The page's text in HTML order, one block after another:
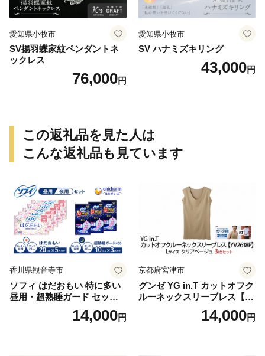
愛知県小牧市
SV揚羽蝶家紋ペンダントネ
ックレス
76,000円
愛知県小牧市
SV ハナミズキリング
43,000円
この返礼品を見た人は
こんな返礼品も見ています
香川県観音寺市
ソフィ はだおもい 特に多い
昼用・超熟睡ガード セット
羽付き ナプキン 生理用品 サ
ニタリー ユニ・チャーム
14,000円
京都府宮津市
グンゼ YG in.T カットオフク
ルーネックスリーブレス【Y
V2618P】Lサイズ クリアベ
ージュ3枚セット [№5716-04
14,000円